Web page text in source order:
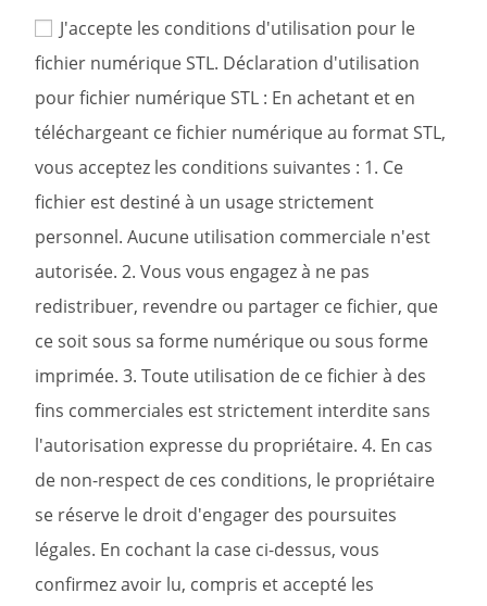
J'accepte les conditions d'utilisation pour le
fichier numérique STL. Déclaration d'utilisation
pour fichier numérique STL : En achetant et en
téléchargeant ce fichier numérique au format STL,
vous acceptez les conditions suivantes : 1. Ce
fichier est destiné à un usage strictement
personnel. Aucune utilisation commerciale n'est
autorisée. 2. Vous vous engagez à ne pas
redistribuer, revendre ou partager ce fichier, que
ce soit sous sa forme numérique ou sous forme
imprimée. 3. Toute utilisation de ce fichier à des
fins commerciales est strictement interdite sans
l'autorisation expresse du propriétaire. 4. En cas
de non-respect de ces conditions, le propriétaire
se réserve le droit d'engager des poursuites
légales. En cochant la case ci-dessus, vous
confirmez avoir lu, compris et accepté les